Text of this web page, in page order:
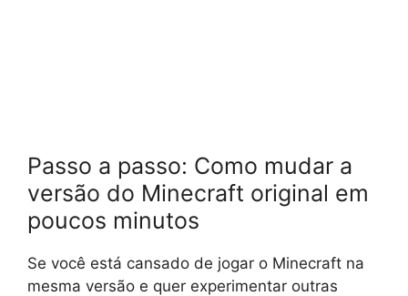
Passo a passo: Como mudar a
versão do Minecraft original em
poucos minutos
Se você está cansado de jogar o Minecraft na
mesma versão e quer experimentar outras